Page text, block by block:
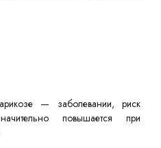
— заболевании, риск
повышается при